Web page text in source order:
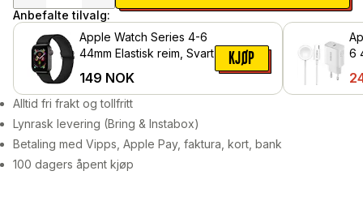
Anbefalte tilvalg:
Apple Watch Series 4-6
44mm Elastisk reim, Svart
149 NOK
KJØP
6
Alltid fri frakt og tollfritt
Lynrask levering (Bring & Instabox)
Betaling med Vipps, Apple Pay, faktura, kort, bank
100 dagers åpent kjøp